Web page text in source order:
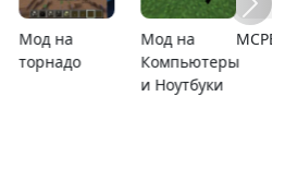
Карта
расширяющийся
Карта ада